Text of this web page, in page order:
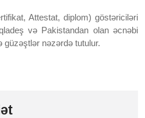
Attestat, diplom) göstəriciləri
və Pakistandan olan əcnəbi
güzəştlər nəzərdə tutulur.